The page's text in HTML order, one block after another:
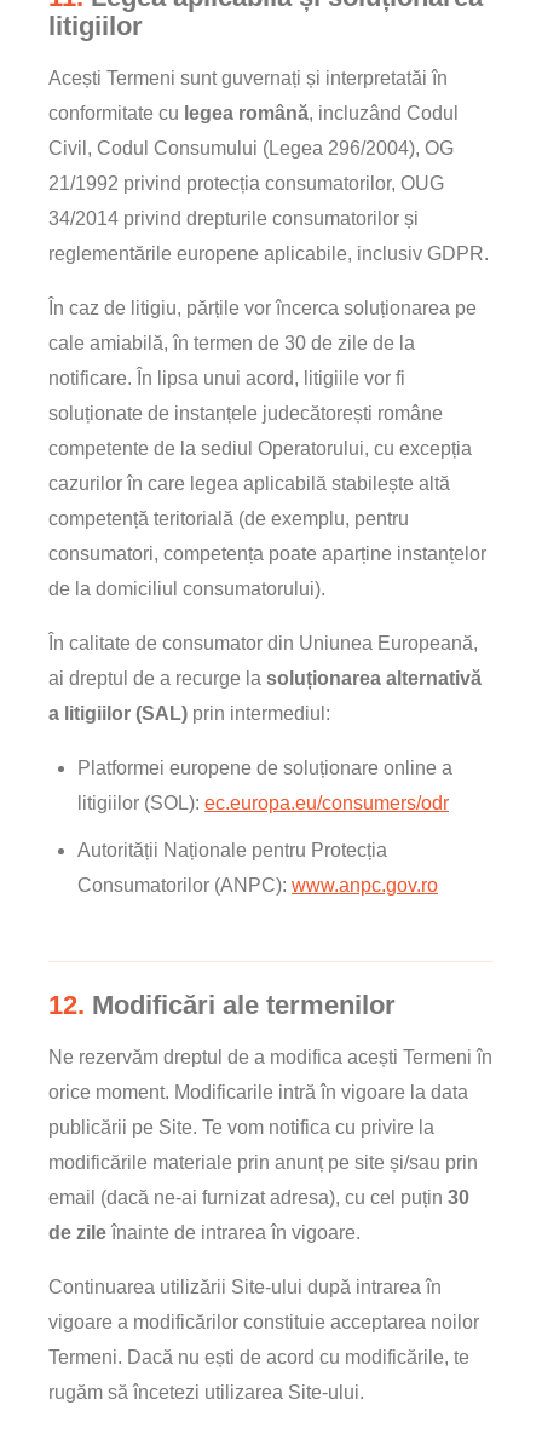
litigiilor
Acești Termeni sunt guvernați și interpretatăi în
conformitate cu legea română, incluzând Codul
Civil, Codul Consumului (Legea 296/2004), OG
21/1992 privind protecția consumatorilor, OUG
34/2014 privind drepturile consumatorilor și
reglementările europene aplicabile, inclusiv GDPR.
În caz de litigiu, părțile vor încerca soluționarea pe
cale amiabilă, în termen de 30 de zile de la
notificare. În lipsa unui acord, litigiile vor fi
soluționate de instanțele judecătorești române
competente de la sediul Operatorului, cu excepția
cazurilor în care legea aplicabilă stabilește altă
competență teritorială (de exemplu, pentru
consumatori, competența poate aparține instanțelor
de la domiciliul consumatorului).
În calitate de consumator din Uniunea Europeană,
ai dreptul de a recurge la soluționarea alternativă
a litigiilor (SAL) prin intermediul:
Platformei europene de soluționare online a
litigiilor (SOL): ec.europa.eu/consumers/odr
Autorității Naționale pentru Protecția
Consumatorilor (ANPC): www.anpc.gov.ro
12. Modificări ale termenilor
Ne rezervăm dreptul de a modifica acești Termeni în
orice moment. Modificarile intră în vigoare la data
publicării pe Site. Te vom notifica cu privire la
modificările materiale prin anunț pe site și/sau prin
email (dacă ne-ai furnizat adresa), cu cel puțin 30
de zile înainte de intrarea în vigoare.
Continuarea utilizării Site-ului după intrarea în
vigoare a modificărilor constituie acceptarea noilor
Termeni. Dacă nu ești de acord cu modificările, te
rugăm să încetezi utilizarea Site-ului.